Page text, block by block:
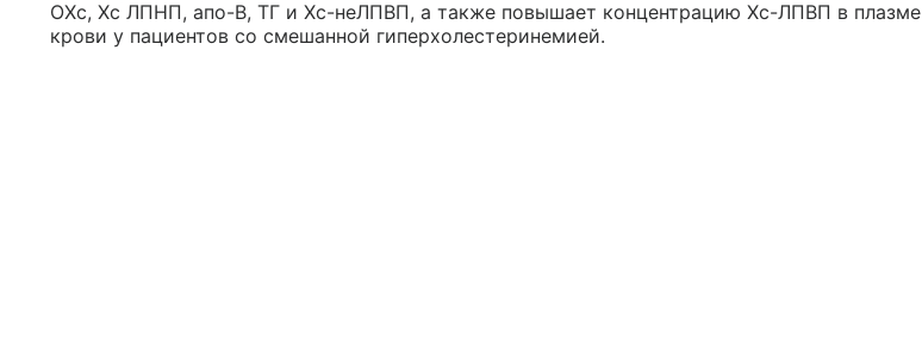
ОХс, Хс ЛПНП, апо-B, ТГ и Хс-неЛПВП, а также повышает концентрацию Хс-ЛПВП в плазме
крови у пациентов со смешанной гиперхолестеринемией.